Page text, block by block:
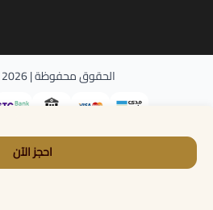
احجز الآن
الحقوق محفوظة | 2026